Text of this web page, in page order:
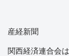
産経新聞
関西経済連合会